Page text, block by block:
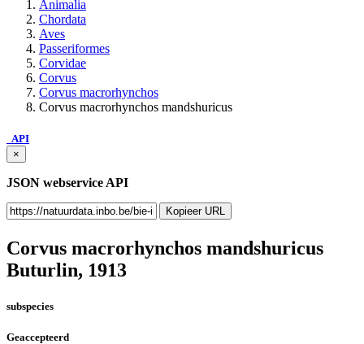
Animalia
Chordata
Aves
Passeriformes
Corvidae
Corvus
Corvus macrorhynchos
Corvus macrorhynchos mandshuricus
API
×
JSON webservice API
Kopieer URL
Corvus macrorhynchos mandshuricus
Buturlin, 1913
subspecies
Geaccepteerd